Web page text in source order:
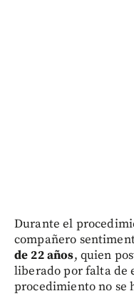
Durante el
compañero
de 22 años, quien
liberado por falta de
procedimiento no se